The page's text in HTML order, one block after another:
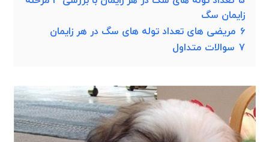
زایمان سگ
6 مریضی های تعداد توله های سگ در هر زایمان
7 سوالات متداول